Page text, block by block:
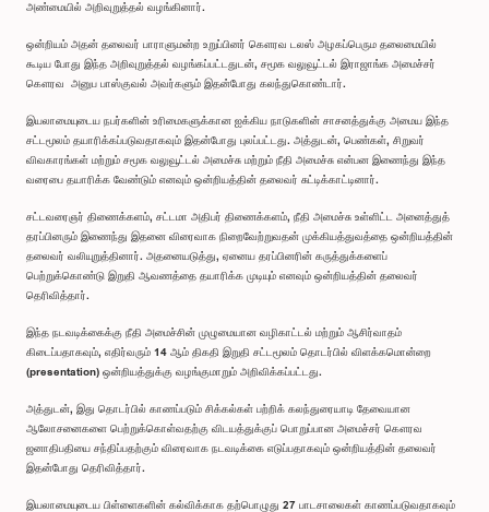
அண்மையில் அறிவுறுத்தல் வழங்கினார்.
ஒன்றியம் அதன் தலைவர் பாராளுமன்ற உறுப்பினர் கௌரவ டலஸ் அழகப்பெரும தலைமையில்
கூடிய போது இந்த அறிவுறுத்தல் வழங்கப்பட்டதுடன், சமூக வலுவூட்டல் இராஜாங்க அமைச்சர்
கௌரவ அனுப பாஸ்குவல் அவர்களும் இதன்போது கலந்துகொண்டார்.
இயலாமையுடைய நபர்களின் உரிமைகளுக்கான ஐக்கிய நாடுகளின் சாசனத்துக்கு அமைய இந்த
சட்டமூலம் தயாரிக்கப்படுவதாகவும் இதன்போது புலப்பட்டது. அத்துடன், பெண்கள், சிறுவர்
விவகாரங்கள் மற்றும் சமூக வலுவூட்டல் அமைச்சு மற்றும் நீதி அமைச்சு என்பன இணைந்து இந்த
வரைபை தயாரிக்க வேண்டும் எனவும் ஒன்றியத்தின் தலைவர் சுட்டிக்காட்டினார்.
சட்டவரைஞர் திணைக்களம், சட்டமா அதிபர் திணைக்களம், நீதி அமைச்சு உள்ளிட்ட அனைத்துத்
தரப்பினரும் இணைந்து இதனை விரைவாக நிறைவேற்றுவதன் முக்கியத்துவத்தை ஒன்றியத்தின்
தலைவர் வலியுறுத்தினார். அதனையடுத்து, ஏனைய தரப்பினரின் கருத்துக்களைப்
பெற்றுக்கொண்டு இறுதி ஆவணத்தை தயாரிக்க முடியும் எனவும் ஒன்றியத்தின் தலைவர்
தெரிவித்தார்.
இந்த நடவடிக்கைக்கு நீதி அமைச்சின் முழுமையான வழிகாட்டல் மற்றும் ஆசிர்வாதம்
கிடைப்பதாகவும், எதிர்வரும் 14 ஆம் திகதி இறுதி சட்டமூலம் தொடர்பில் விளக்கமொன்றை
(presentation) ஒன்றியத்துக்கு வழங்குமாறும் அறிவிக்கப்பட்டது.
அத்துடன், இது தொடர்பில் காணப்படும் சிக்கல்கள் பற்றிக் கலந்துரையாடி தேவையான
ஆலோசனைகளை பெற்றுக்கொள்வதற்கு விடயத்துக்குப் பொறுப்பான அமைச்சர் கௌரவ
ஜனாதிபதியை சந்திப்பதற்கும் விரைவாக நடவடிக்கை எடுப்பதாகவும் ஒன்றியத்தின் தலைவர்
இதன்போது தெரிவித்தார்.
இயலாமையுடைய பிள்ளைகளின் கல்விக்காக தற்பொழுது 27 பாடசாலைகள் காணப்படுவதாகவும்